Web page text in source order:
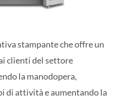
stampante che offre un
clienti del settore
la manodopera,
di attività e aumentando la